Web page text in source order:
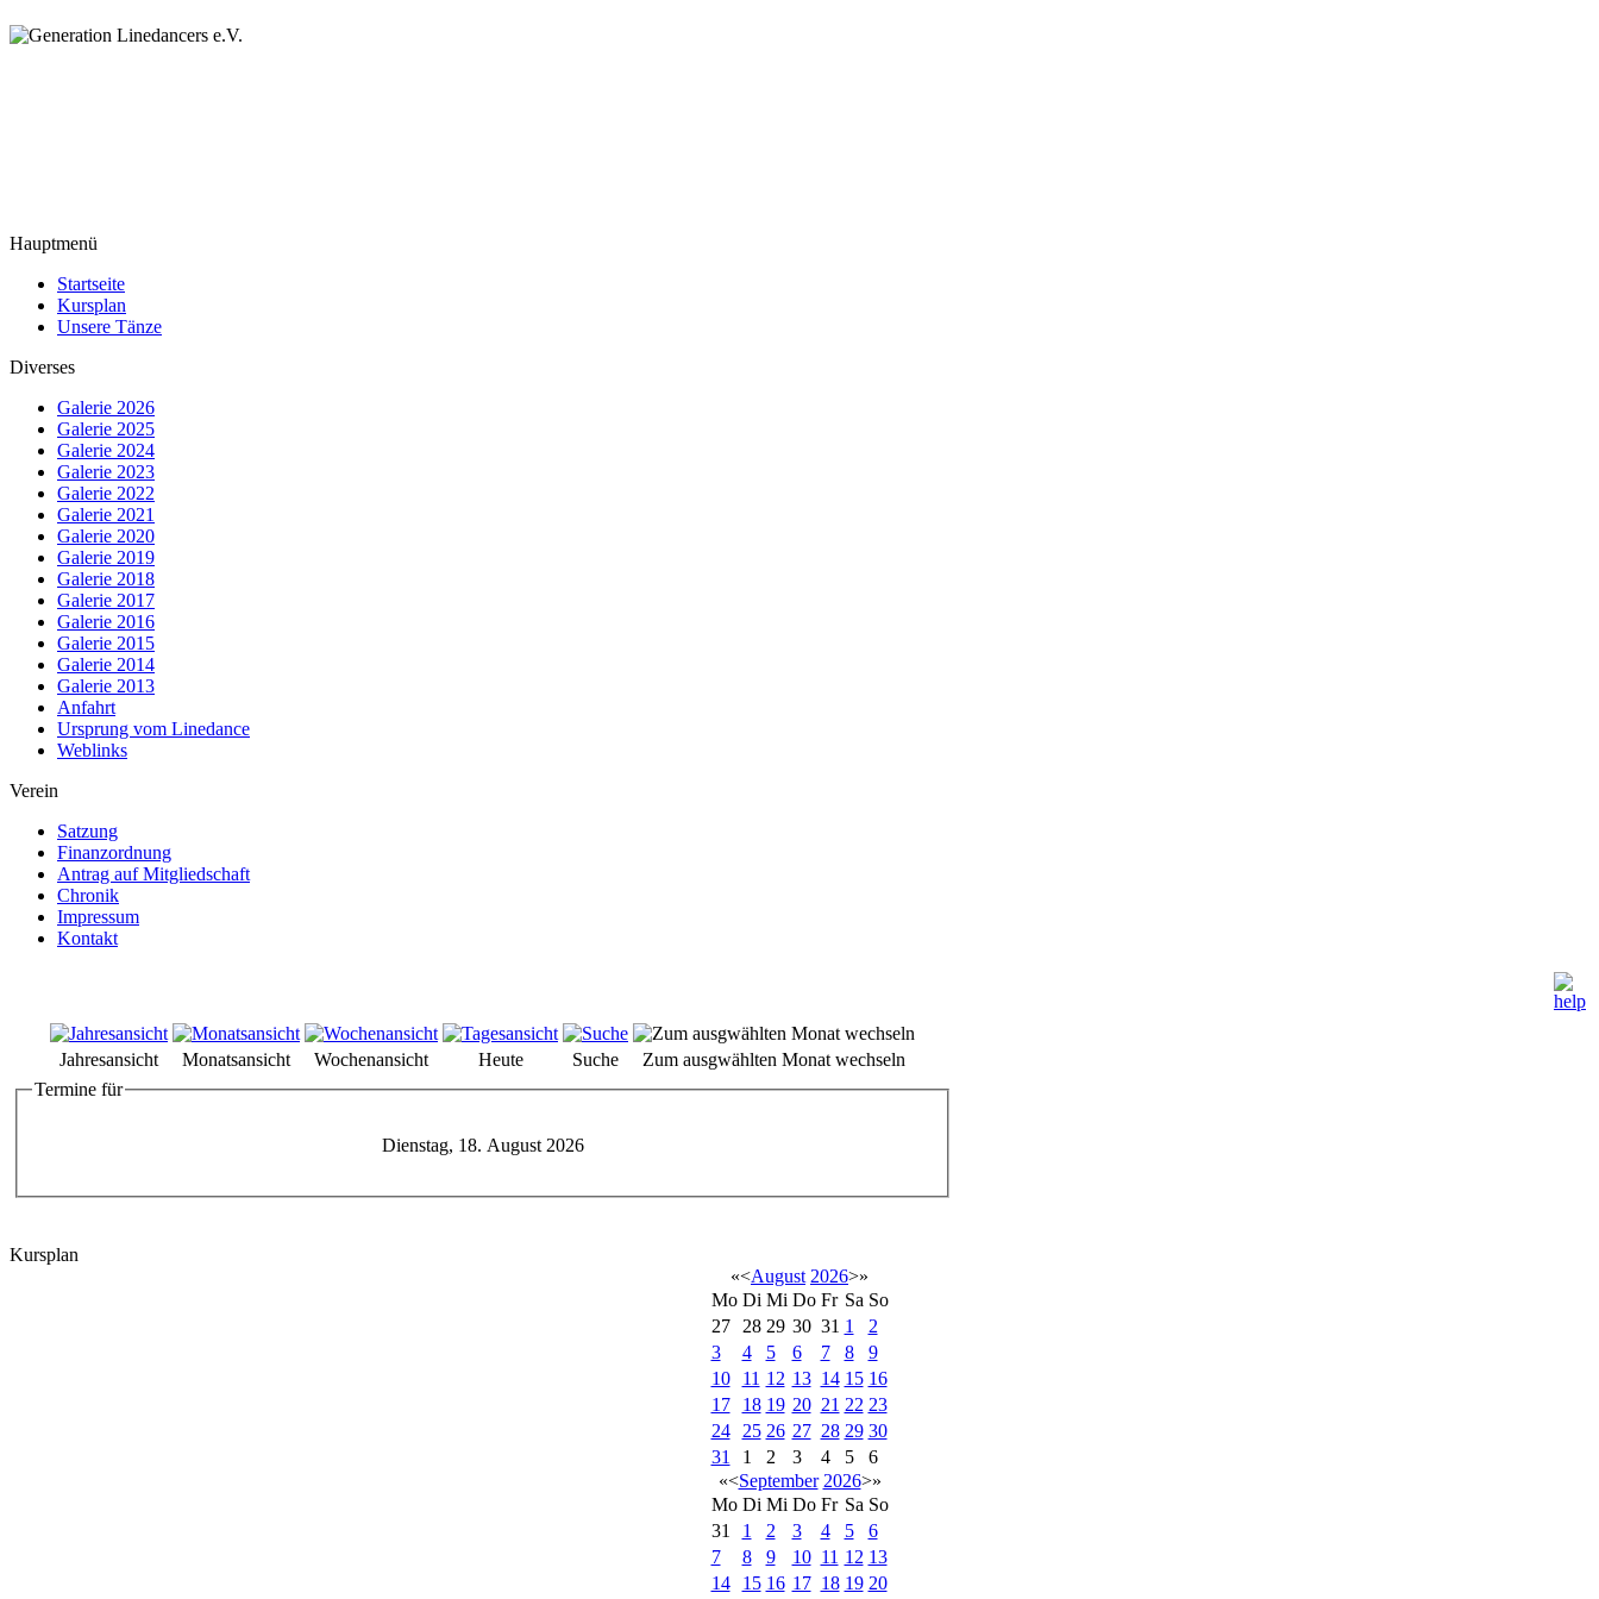
Hauptmenü
Startseite
Kursplan
Unsere Tänze
Diverses
Galerie 2026
Galerie 2025
Galerie 2024
Galerie 2023
Galerie 2022
Galerie 2021
Galerie 2020
Galerie 2019
Galerie 2018
Galerie 2017
Galerie 2016
Galerie 2015
Galerie 2014
Galerie 2013
Anfahrt
Ursprung vom Linedance
Weblinks
Verein
Satzung
Finanzordnung
Antrag auf Mitgliedschaft
Chronik
Impressum
Kontakt
Jahresansicht Monatsansicht Wochenansicht Heute Suche
Zum ausgwählten Monat wechseln
Termine für
Dienstag, 18. August 2026
Kursplan
«<August 2026>»
Mo Di Mi Do Fr Sa So
27
28 29 30 31 1
2
3
4 5 6 7 8
9
10
11 12 13 14 15 16
17
18 19 20 21 22 23
24
25 26 27 28 29 30
31
1 2 3 4 5
6
«<September 2026>»
Mo Di Mi Do Fr Sa So
31
1 2 3 4 5
6
7
8 9 10 11 12 13
14
15 16 17 18 19 20